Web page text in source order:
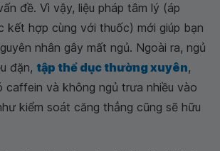
đề. Vì vậy, liệu pháp tâm lý (áp
kết hợp cùng với thuốc) mới giúp bạn
nhân gây mất ngủ. Ngoài ra, ngủ
đặn, tập thể dục thường xuyên,
caffein và không ngủ trưa nhiều vào
kiểm soát căng thẳng cũng sẽ hữu